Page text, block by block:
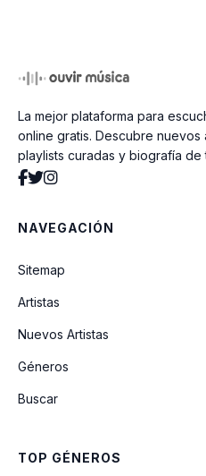
Se Desbaratan
La mejor plataforma para
online gratis. Descubre nuevos
playlists curadas y biografía de
NAVEGACIÓN
Sitemap
Artistas
Nuevos Artistas
Géneros
Buscar
TOP GÉNEROS